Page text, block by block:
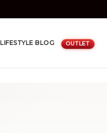
LIFESTYLE BLOG OUTLET